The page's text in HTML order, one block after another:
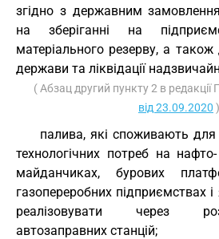
згідно з державним
на зберіганні на
матеріального резерву, а
держави та ліквідації
( Абзац другий пункту 2 в
від 23.09.2020 )
палива, які споживають
технологічних потреб на
майданчиках, бурових
газопереробних підприємствах
реалізовувати через
автозаправних станцій;